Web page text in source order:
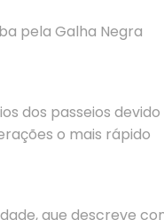
pela Galha Negra
dos passeios devido
o mais rápido
que descreve